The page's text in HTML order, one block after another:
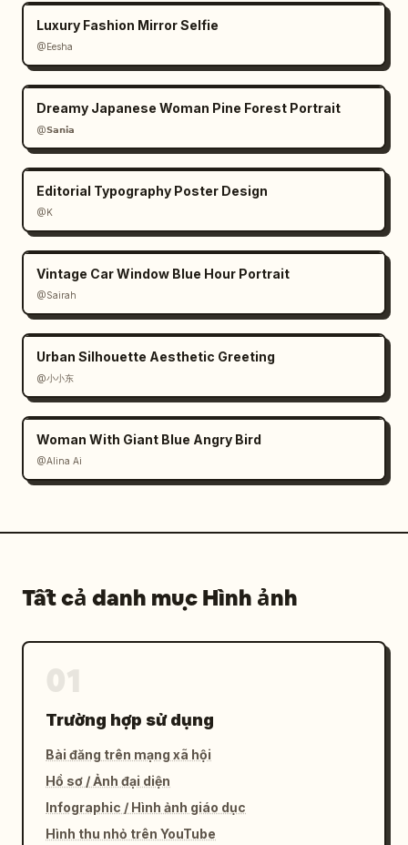
Luxury Fashion Mirror Selfie
@Eesha
Dreamy Japanese Woman Pine Forest Portrait
@𝗦𝗮𝗻𝗶𝗮
Editorial Typography Poster Design
@K
Vintage Car Window Blue Hour Portrait
@Sairah
Urban Silhouette Aesthetic Greeting
@小小东
Woman With Giant Blue Angry Bird
@Alina Ai
Tất cả danh mục Hình ảnh
Trường hợp sử dụng
Bài đăng trên mạng xã hội
Hồ sơ / Ảnh đại diện
Infographic / Hình ảnh giáo dục
Hình thu nhỏ trên YouTube